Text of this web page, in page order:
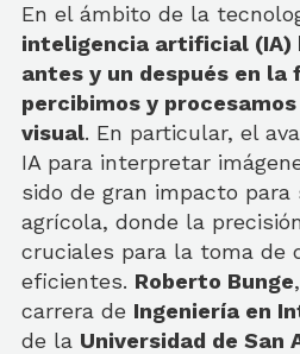
En el ámbito de la
inteligencia artificial (IA)
antes y un después en la
percibimos y
visual. En particular, el
IA para interpretar
sido de gran impacto
agrícola, donde la
cruciales para la toma de
eficientes. Roberto Bunge
carrera de Ingeniería en
de la Universidad de San